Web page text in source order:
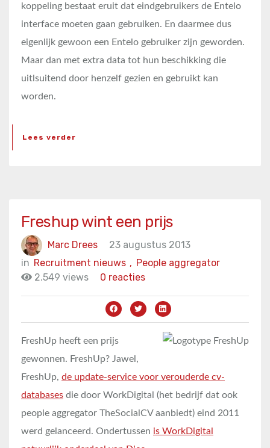
koppeling bestaat eruit dat eindgebruikers de Entelo
interface moeten gaan gebruiken. En daarmee dus
eigenlijk gewoon een Entelo gebruiker zijn geworden.
Maar dan met extra data tot hun beschikking die
uitlsuitend door henzelf gezien en gebruikt kan
worden.
Lees verder
Freshup wint een prijs
Marc Drees
23 augustus 2013
in
People aggregator
Recruitment nieuws ,
2.549 views
0 reacties
FreshUp heeft een prijs
gewonnen. FreshUp? Jawel,
FreshUp, de update-service voor verouderde cv-
databases die door WorkDigital (het bedrijf dat ook
people aggregator TheSocialCV aanbiedt) eind 2011
werd gelanceerd. Ondertussen is WorkDigital